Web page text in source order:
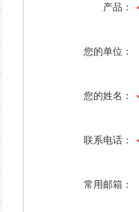
产品：
您的单位：
您的姓名：
联系电话：
常用邮箱：